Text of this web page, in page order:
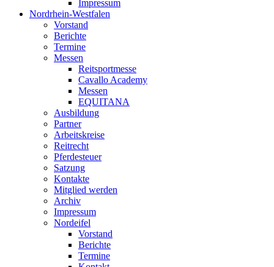
Impressum
Nordrhein-Westfalen
Vorstand
Berichte
Termine
Messen
Reitsportmesse
Cavallo Academy
Messen
EQUITANA
Ausbildung
Partner
Arbeitskreise
Reitrecht
Pferdesteuer
Satzung
Kontakte
Mitglied werden
Archiv
Impressum
Nordeifel
Vorstand
Berichte
Termine